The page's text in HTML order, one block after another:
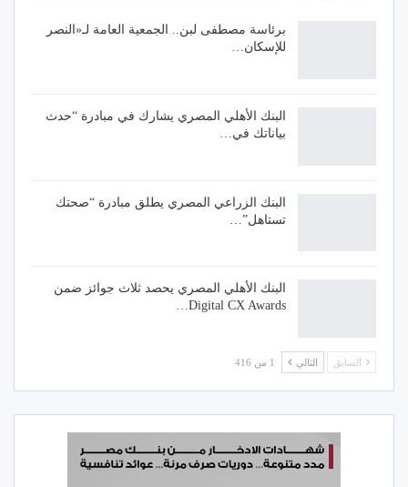
برئاسة مصطفى لبن.. الجمعية العامة لـ«النصر
للإسكان…
البنك الأهلي المصري يشارك في مبادرة “حدث
بياناتك في…
البنك الزراعي المصري يطلق مبادرة “صحتك
تستاهل”…
البنك الأهلي المصري يحصد ثلاث جوائز ضمن
Digital CX Awards…
السابق التالي 1 من 416